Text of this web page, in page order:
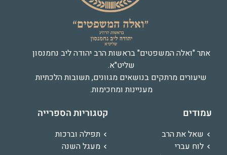
אתר "ואלה המשפטים" בראשות הרב יהודה ליב נחמנסון
שליט"א.
שיעורים מרתקים בנושאים מגוונים, תשובות הלכתיות
מעניינות ומחכימות.
עמודים
שאל את הרב
לוח עברי
קטגוריות הספרייה
תפילה וברכות
מעגל השנה